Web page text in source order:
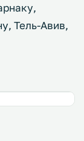
Тель-Авив,